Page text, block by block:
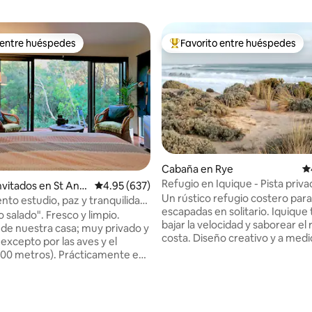
huéspedes
huéspedes
en St And
Calificación promedio: 4.95 de 5, 637 reseñas
4.95 (637)
estudio, paz y tranquilidad.
del océano.
salado". Fresco y limpio.
nuestra casa; muy privado y
por las aves y el
metros). Prácticamente en
Favorito entre huéspedes
Favorito entre huéspedes
Cabaña en Rye
Refugio en Iquique - Pista
Ocean Beach
Un rústico refugio costero
escapadas en solitario. Iquique
bajar la velocidad y saborear el
costa. Diseño creativo y a medida con